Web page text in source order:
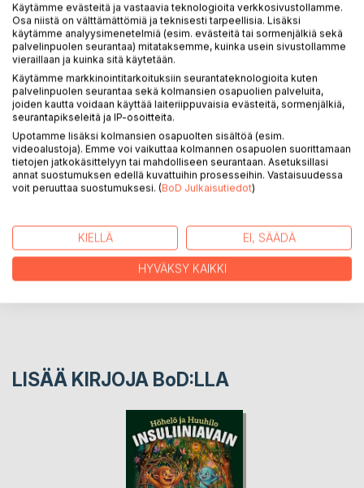
KUVAUS
Tämä kirja on Jenni Fredrikssonin (8v.) esikoisteos.
Siinä Leevi myyrä seikkailee selvitellen
mihin luokan opettaja on kadonnut ja miksi myyrien kouluun
on ilmestynyt outoja olentoja.
KIRJAILIJA
LEHDISTÖARVOSTELUT
LUKIJA-ARVOSTELUT
LISÄÄ KIRJOJA BoD:LLA
Käytämme evästeitä ja vastaavia teknologioita verkkosivustollamme.
Osa niistä on välttämättömiä ja teknisesti tarpeellisia. Lisäksi
käytämme analyysimenetelmiä (esim. evästeitä tai sormenjälkiä sekä
palvelinpuolen seurantaa) mitataksemme, kuinka usein sivustollamme
vieraillaan ja kuinka sitä käytetään.
Käytämme markkinointitarkoituksiin seurantateknologioita kuten
palvelinpuolen seurantaa sekä kolmansien osapuolien palveluita,
joiden kautta voidaan käyttää laiteriippuvaisia evästeitä, sormenjälkiä,
seurantapikseleitä ja IP-osoitteita.
Upotamme lisäksi kolmansien osapuolten sisältöä (esim.
videoalustoja). Emme voi vaikuttaa kolmannen osapuolen suorittamaan
tietojen jatkokäsittelyyn tai mahdolliseen seurantaan. Asetuksillasi
annat suostumuksen edellä kuvattuihin prosesseihin. Vastaisuudessa
voit peruuttaa suostumuksesi. (BoD Julkaisutiedot)
KIELLÄ EI, SÄÄDÄ
HYVÄKSY KAIKKI